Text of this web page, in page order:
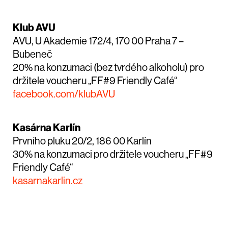
Klub AVU
AVU, U Akademie 172/4, 170 00 Praha 7 –
Bubeneč
20% na konzumaci (bez tvrdého alkoholu) pro
držitele voucheru „FF#9 Friendly Café“
facebook.com/klubAVU
Kasárna Karlín
Prvního pluku 20/2, 186 00 Karlín
30% na konzumaci pro držitele voucheru „FF#9
Friendly Café“
kasarnakarlin.cz